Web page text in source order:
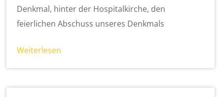
Denkmal, hinter der Hospitalkirche, den
feierlichen Abschuss unseres Denkmals
Weiterlesen